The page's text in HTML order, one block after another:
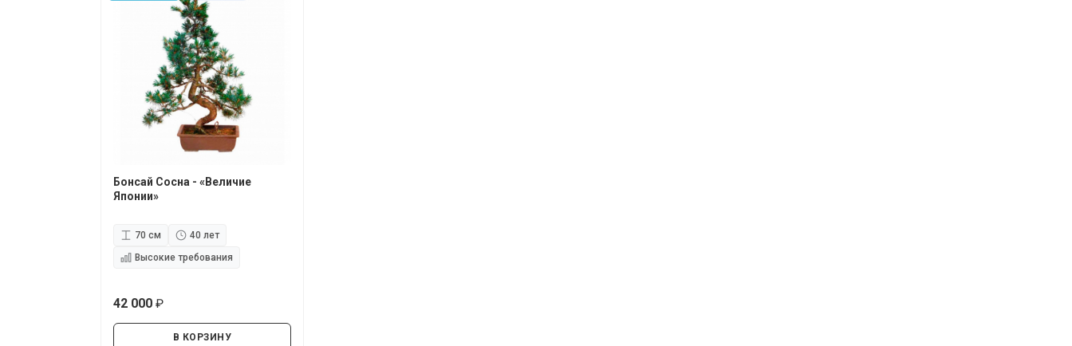
Бонсай Сосна - «Величие
Японии»
70 см
40 лет
Высокие требования
42 000
В КОРЗИНУ